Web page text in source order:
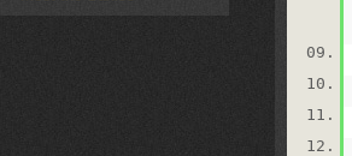
09.
10.
11.
12.